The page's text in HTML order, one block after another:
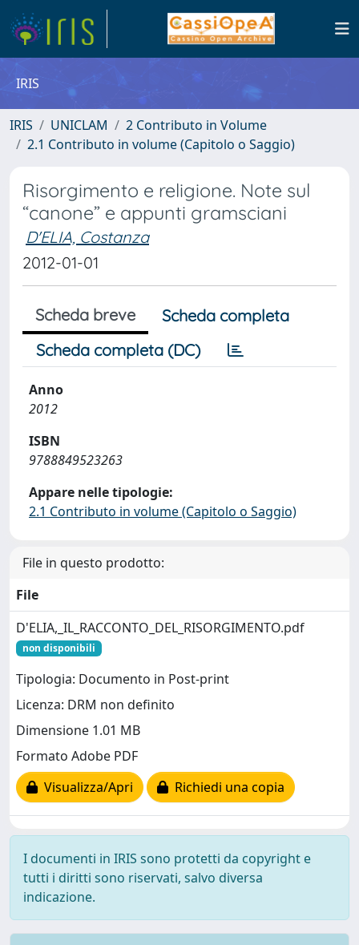
IRIS
IRIS UNICLAM
2 Contributo in Volume
2.1 Contributo in volume (Capitolo o Saggio)
Risorgimento e religione. Note sul
“canone” e appunti gramsciani
D'ELIA, Costanza
2012-01-01
Scheda breve
Scheda completa
Scheda completa (DC)
Anno
2012
ISBN
9788849523263
Appare nelle tipologie:
2.1 Contributo in volume (Capitolo o Saggio)
File in questo prodotto:
File
D'ELIA,_IL_RACCONTO_DEL_RISORGIMENTO.pdf
non disponibili
Tipologia: Documento in Post-print
Licenza: DRM non definito
Dimensione 1.01 MB
Formato Adobe PDF
Visualizza/Apri
Richiedi una copia
I documenti in IRIS sono protetti da copyright e
tutti i diritti sono riservati, salvo diversa
indicazione.